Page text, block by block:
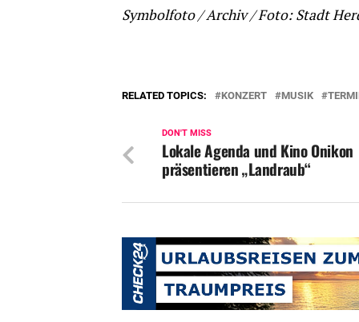
Symbolfoto / Archiv / Foto: Stadt
RELATED TOPICS: KONZERT MUSIK
DON'T MISS
Lokale Agenda und Kino Onikon
präsentieren „Landraub“